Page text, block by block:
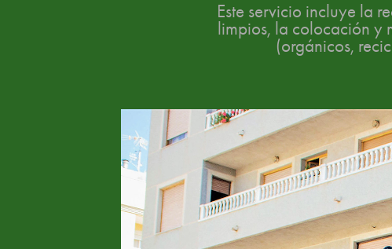
Este servicio incluye la
limpios, la colocación y
(orgánicos,